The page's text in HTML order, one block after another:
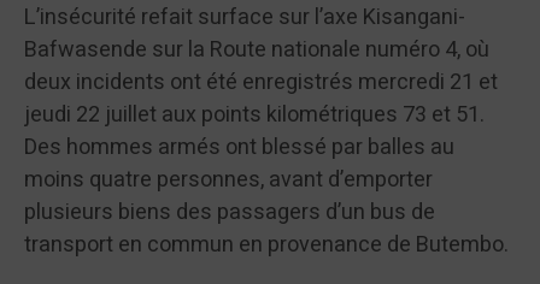
L’insécurité refait surface sur l’axe Kisangani-
Bafwasende sur la Route nationale numéro 4, où
deux incidents ont été enregistrés mercredi 21 et
jeudi 22 juillet aux points kilométriques 73 et 51.
Des hommes armés ont blessé par balles au
moins quatre personnes, avant d’emporter
plusieurs biens des passagers d’un bus de
transport en commun en provenance de Butembo.